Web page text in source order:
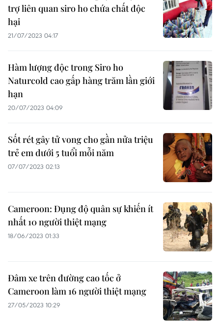
trợ liên quan siro ho chứa chất độc
hại
21/07/2023 04:17
Hàm lượng độc trong Siro ho
Naturcold cao gấp hàng trăm lần giới
hạn
20/07/2023 04:09
Sốt rét gây tử vong cho gần nửa triệu
trẻ em dưới 5 tuổi mỗi năm
07/07/2023 02:13
Cameroon: Đụng độ quân sự khiến ít
nhất 10 người thiệt mạng
18/06/2023 01:33
Đâm xe trên đường cao tốc ở
Cameroon làm 16 người thiệt mạng
27/05/2023 10:29